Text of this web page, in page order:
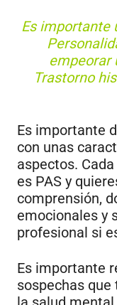
Es importante
empeorar
Trastorno
Es importante
con unas
aspectos.
es PAS y
comprensión,
emocionales y
profesional si
Es importante
sospechas